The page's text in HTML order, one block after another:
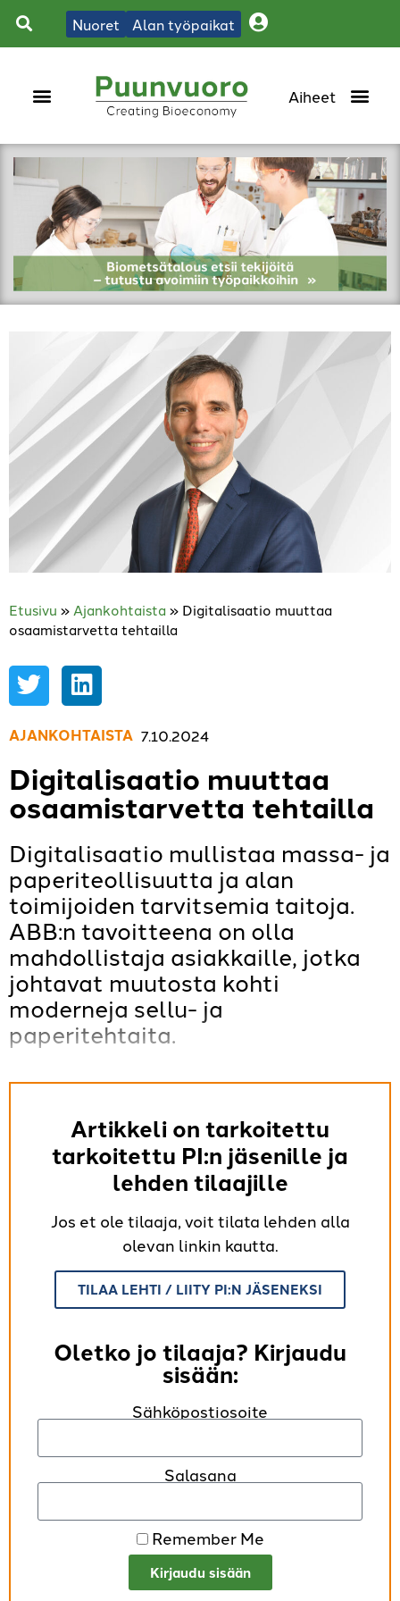
Nuoret Alan työpaikat
Etusivu » Ajankohtaista » Digitalisaatio muuttaa
osaamistarvetta tehtailla
AJANKOHTAISTA 7.10.2024
Digitalisaatio muuttaa
osaamistarvetta tehtailla
Digitalisaatio mullistaa massa- ja
paperiteollisuutta ja alan
toimijoiden tarvitsemia taitoja.
ABB:n tavoitteena on olla
mahdollistaja asiakkaille, jotka
johtavat muutosta kohti
moderneja sellu- ja
paperitehtaita.
Artikkeli on tarkoitettu
tarkoitettu PI:n jäsenille ja
lehden tilaajille
Jos et ole tilaaja, voit tilata lehden alla
olevan linkin kautta.
TILAA LEHTI / LIITY PI:N JÄSENEKSI
Oletko jo tilaaja? Kirjaudu
sisään:
Sähköpostiosoite
Salasana
Remember Me
Kirjaudu sisään